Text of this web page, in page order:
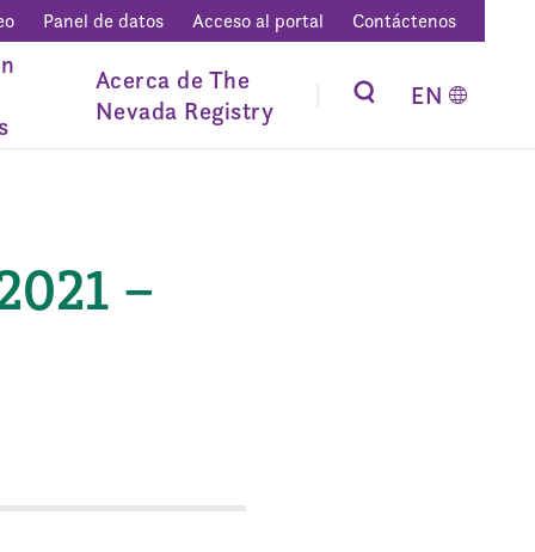
Panel de datos Acceso al portal Contáctenos
Acerca de The
Nevada Registry
EN
–